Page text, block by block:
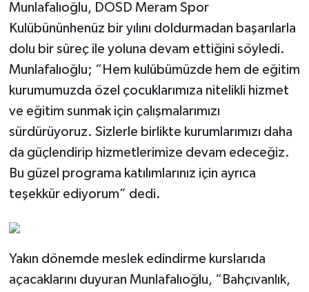
Munlafalıoğlu, DOSD Meram Spor
Kulübününhenüz bir yılını doldurmadan başarılarla
dolu bir süreç ile yoluna devam ettiğini söyledi.
Munlafalıoğlu; “Hem kulübümüzde hem de eğitim
kurumumuzda özel çocuklarımıza nitelikli hizmet
ve eğitim sunmak için çalışmalarımızı
sürdürüyoruz. Sizlerle birlikte kurumlarımızı daha
da güçlendirip hizmetlerimize devam edeceğiz.
Bu güzel programa katılımlarınız için ayrıca
teşekkür ediyorum” dedi.
Yakın dönemde meslek edindirme kurslarıda
açacaklarını duyuran Munlafalıoğlu, “Bahçıvanlık,